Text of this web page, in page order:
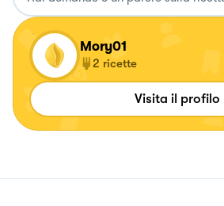
Mory01
2 ricette
Visita il profilo